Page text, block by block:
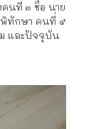
นที่ ๓ ชื่อ นาย
พิทักษา คนที่ ๕
และปัจจุบัน